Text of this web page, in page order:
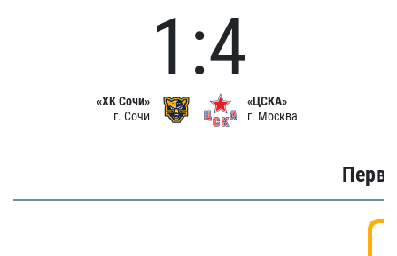
«ХК Сочи»
г. Сочи
1:4
«ЦСКА»
г. Москва